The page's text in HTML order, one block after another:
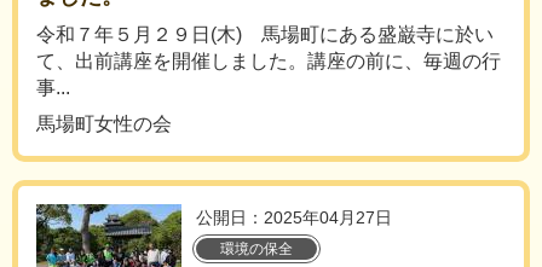
令和７年５月２９日(木) 馬場町にある盛巌寺に於い
て、出前講座を開催しました。講座の前に、毎週の行
事...
馬場町女性の会
公開日：2025年04月27日
環境の保全